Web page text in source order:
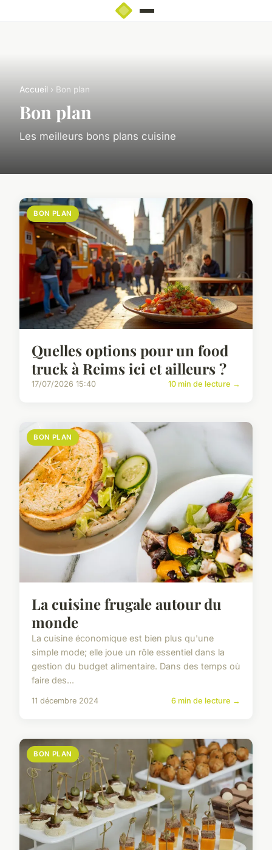
Accueil › Bon plan
Bon plan
Les meilleurs bons plans cuisine
BON PLAN
Quelles options pour un food
truck à Reims ici et ailleurs ?
17/07/2026 15:40 10 min de lecture →
BON PLAN
La cuisine frugale autour du
monde
La cuisine économique est bien plus qu'une
simple mode; elle joue un rôle essentiel dans la
gestion du budget alimentaire. Dans des temps où
faire des...
11 décembre 2024 6 min de lecture →
BON PLAN